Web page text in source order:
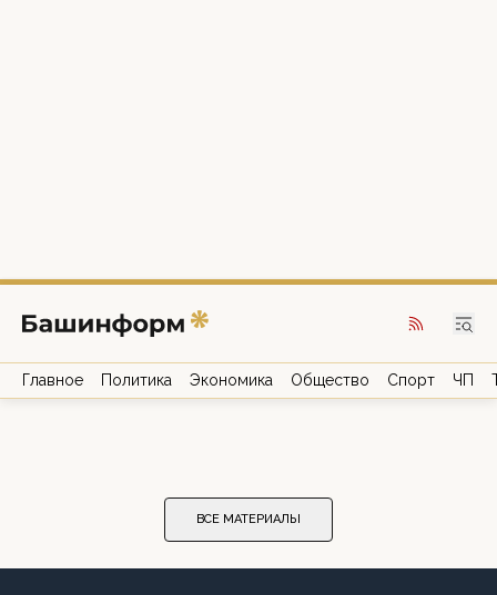
Главное Политика Экономика Общество Спорт ЧП
ВСЕ МАТЕРИАЛЫ